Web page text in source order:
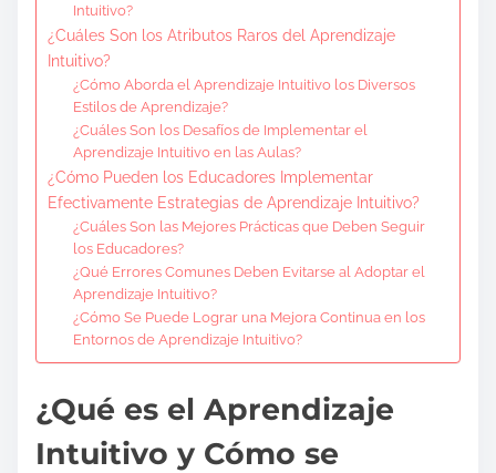
Intuitivo?
¿Cuáles Son los Atributos Raros del Aprendizaje
Intuitivo?
¿Cómo Aborda el Aprendizaje Intuitivo los Diversos
Estilos de Aprendizaje?
¿Cuáles Son los Desafíos de Implementar el
Aprendizaje Intuitivo en las Aulas?
¿Cómo Pueden los Educadores Implementar
Efectivamente Estrategias de Aprendizaje Intuitivo?
¿Cuáles Son las Mejores Prácticas que Deben Seguir
los Educadores?
¿Qué Errores Comunes Deben Evitarse al Adoptar el
Aprendizaje Intuitivo?
¿Cómo Se Puede Lograr una Mejora Continua en los
Entornos de Aprendizaje Intuitivo?
¿Qué es el Aprendizaje
Intuitivo y Cómo se